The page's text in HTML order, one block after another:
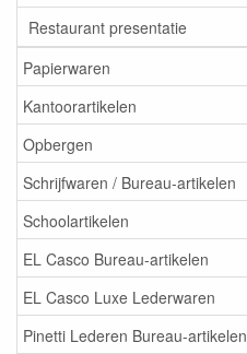
Restaurant presentatie
Papierwaren
Kantoorartikelen
Opbergen
Schrijfwaren / Bureau-artikelen
Schoolartikelen
EL Casco Bureau-artikelen
EL Casco Luxe Lederwaren
Pinetti Lederen Bureau-artikelen